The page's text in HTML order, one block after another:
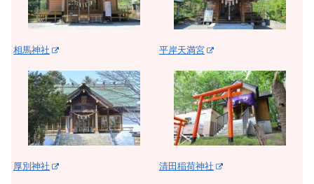
相馬神社
厚別神社
平岸天満宮
清田稲荷神社